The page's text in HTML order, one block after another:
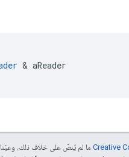
& aReader
ما لم يُنصّ على خلاف ذلك،